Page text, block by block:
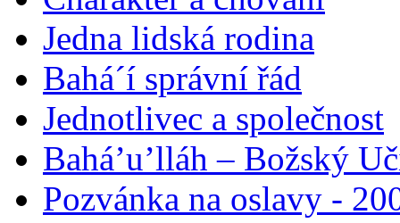
Jedna lidská rodina
Bahá´í správní řád
Jednotlivec a společnost
Bahá’u’lláh – Božský
Pozvánka na oslavy -